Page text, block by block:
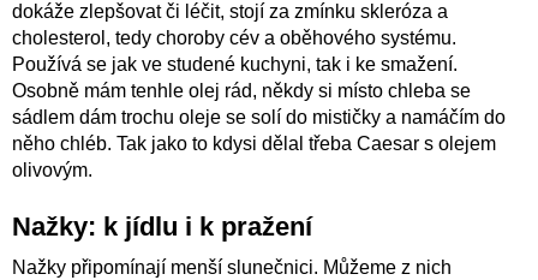
dokáže zlepšovat či léčit, stojí za zmínku skleróza a
cholesterol, tedy choroby cév a oběhového systému.
Používá se jak ve studené kuchyni, tak i ke smažení.
Osobně mám tenhle olej rád, někdy si místo chleba se
sádlem dám trochu oleje se solí do mističky a namáčím do
něho chléb. Tak jako to kdysi dělal třeba Caesar s olejem
olivovým.
Nažky: k jídlu i k pražení
Nažky připomínají menší slunečnici. Můžeme z nich